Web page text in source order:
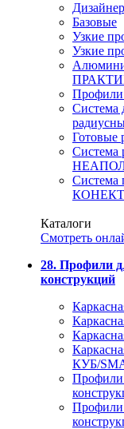
Базовые
Узкие
Узкие
Система
Готовые
Система
Система
Каталоги
Смотреть
28. Профили
конструкций
КУБ/
Профили
Профили